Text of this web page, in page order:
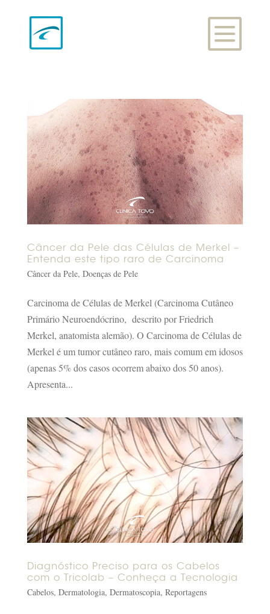
Câncer da Pele das Células de Merkel –
Entenda este tipo raro de Carcinoma
Câncer da Pele, Doenças de Pele
Carcinoma de Células de Merkel (Carcinoma Cutâneo
Primário Neuroendócrino, descrito por Friedrich
Merkel, anatomista alemão). O Carcinoma de Células de
Merkel é um tumor cutâneo raro, mais comum em idosos
(apenas 5% dos casos ocorrem abaixo dos 50 anos).
Apresenta...
Diagnóstico Preciso para os Cabelos
com o Tricolab – Conheça a Tecnologia
Cabelos, Dermatologia, Dermatoscopia, Reportagens